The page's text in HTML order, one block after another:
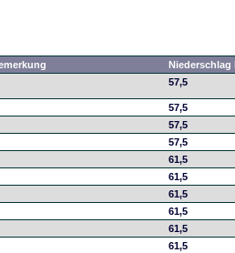
57,5
57,5
57,5
57,5
61,5
61,5
61,5
61,5
61,5
61,5